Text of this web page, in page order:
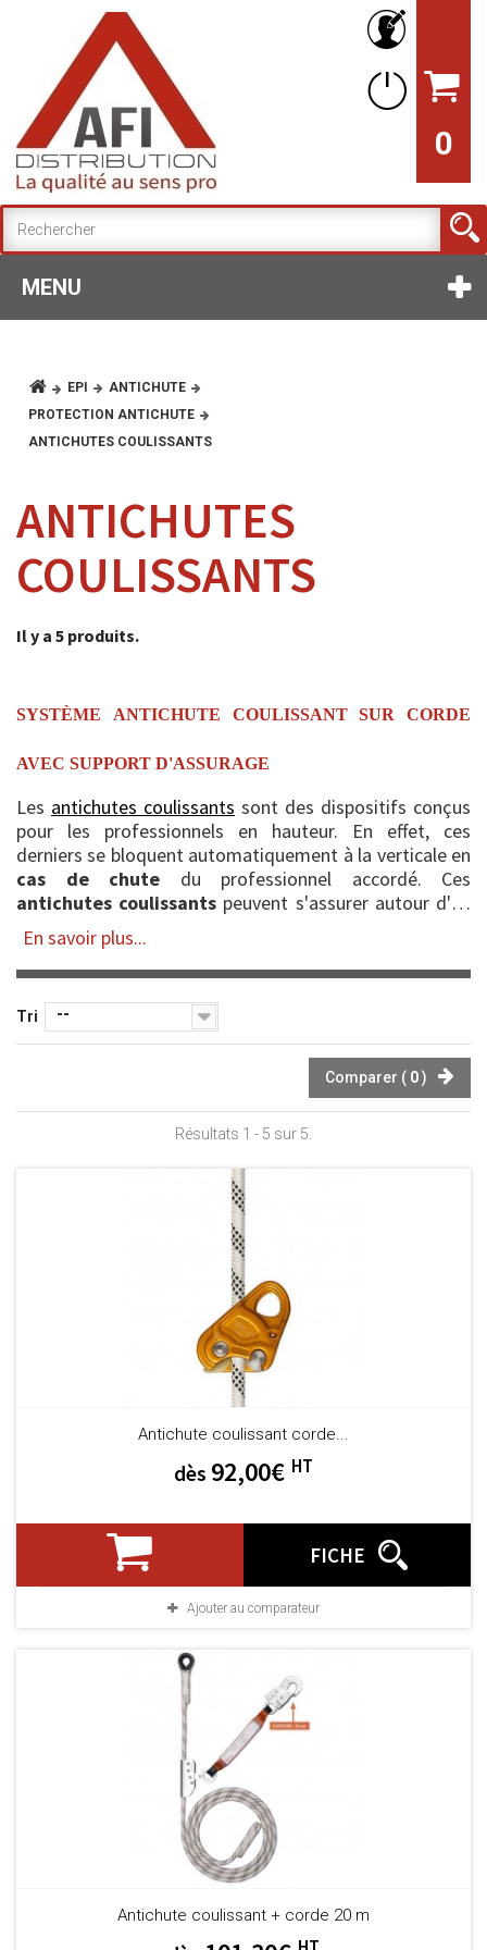
0
MENU
EPI
ANTICHUTE
PROTECTION ANTICHUTE
ANTICHUTES COULISSANTS
ANTICHUTES
COULISSANTS
Il y a 5 produits.
SYSTÈME ANTICHUTE COULISSANT SUR CORDE
AVEC SUPPORT D'ASSURAGE
Les antichutes coulissants sont des dispositifs conçus
pour les professionnels en hauteur. En effet, ces
derniers se bloquent automatiquement à la verticale en
cas de chute du professionnel accordé. Ces
antichutes coulissants peuvent s'assurer autour d'un
câble ou d'une corde. Cet...
En savoir plus...
Tri --
Comparer ( 0)
Résultats 1 - 5 sur 5.
Antichute coulissant corde...
dès 92,00€ HT
FICHE
Ajouter au comparateur
Antichute coulissant + corde 20 m